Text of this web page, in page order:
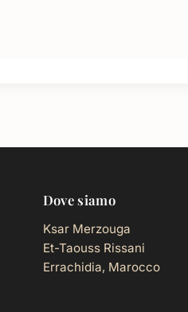
Dove siamo
Ksar Merzouga
Et-Taouss Rissani
Errachidia, Marocco